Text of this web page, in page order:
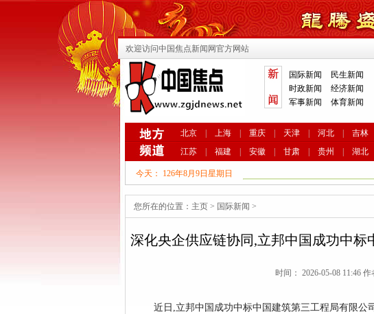
欢迎访问中国焦点新闻网官方网站
国际新闻
民生新闻
时政新闻
经济新闻
军事新闻
体育新闻
北京 上海 重庆 天津 河北 吉林
江苏
福建 安徽 甘肃 贵州 湖北
今天： 126年8月9日星期日
您所在的位置： 主页 > 国际新闻 >
深化央企供应链协同,立邦中国成功中标
时间： 2026-05-08 11:46
近日,立邦中国成功中标中国建筑第三工程局有限公